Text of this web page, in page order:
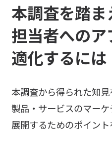
本調査を踏ま
担当者への
適化するには
本調査から得られた知
製品・サービスのマー
展開するためのポイント